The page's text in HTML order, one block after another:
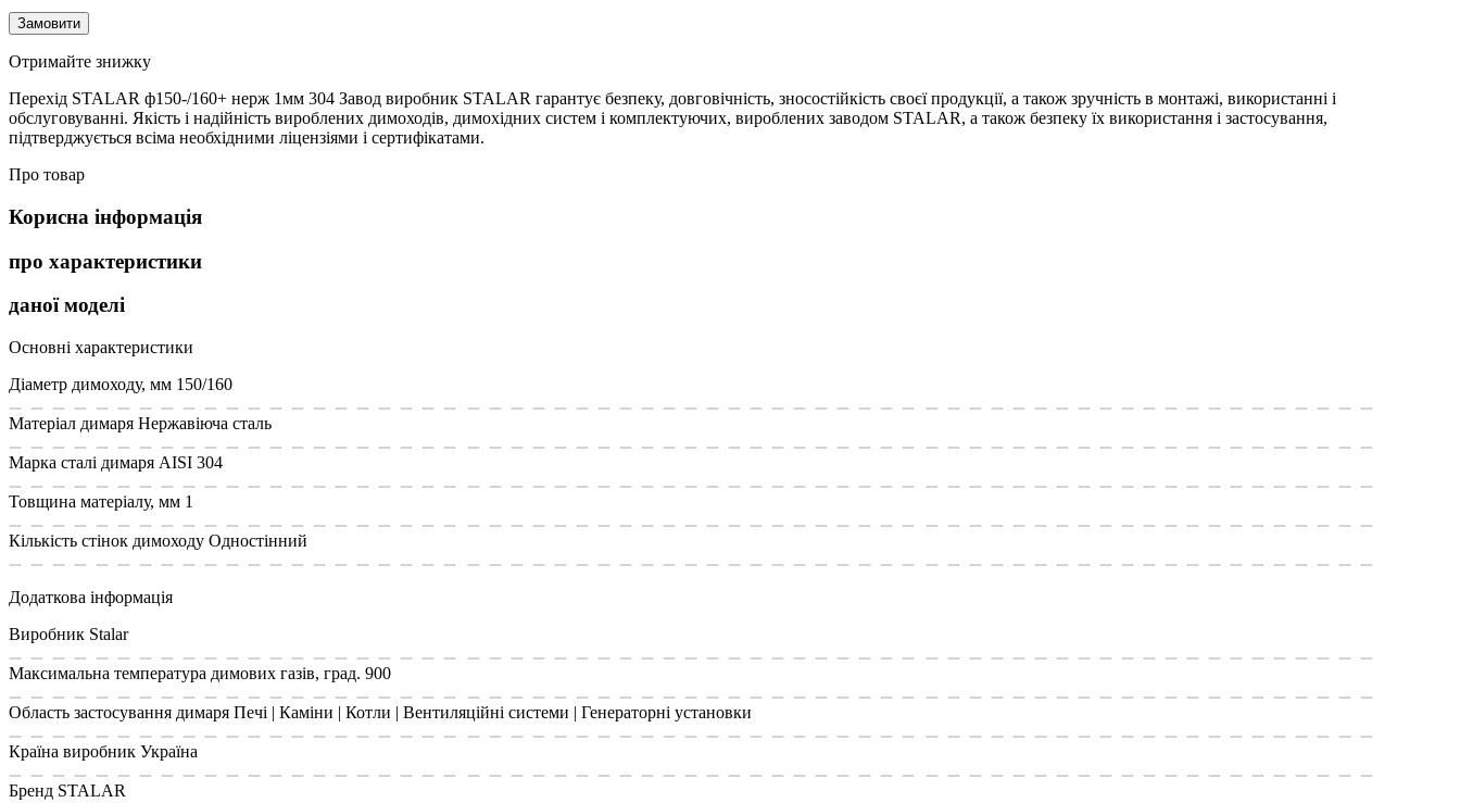
Замовити
Отримайте знижку
Перехід STALAR ф150-/160+ нерж 1мм 304 Завод виробник STALAR гарантує безпеку, довговічність, зносостійкість своєї продукції, а також зручність в монтажі, використанні і
обслуговуванні. Якість і надійність вироблених димоходів, димохідних систем і комплектуючих, вироблених заводом STALAR, а також безпеку їх використання і застосування,
підтверджується всіма необхідними ліцензіями і сертифікатами.
Про товар
Корисна інформація
про характеристики
даної моделі
Основні характеристики
Діаметр димоходу, мм 150/160
Матеріал димаря Нержавіюча сталь
Марка сталі димаря AISI 304
Товщина матеріалу, мм 1
Кількість стінок димоходу Одностінний
Додаткова інформація
Виробник Stalar
Максимальна температура димових газів, град. 900
Область застосування димаря Печі | Каміни | Котли | Вентиляційні системи | Генераторні установки
Країна виробник Україна
Бренд STALAR